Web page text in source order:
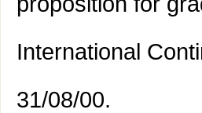
International
31/08/00.